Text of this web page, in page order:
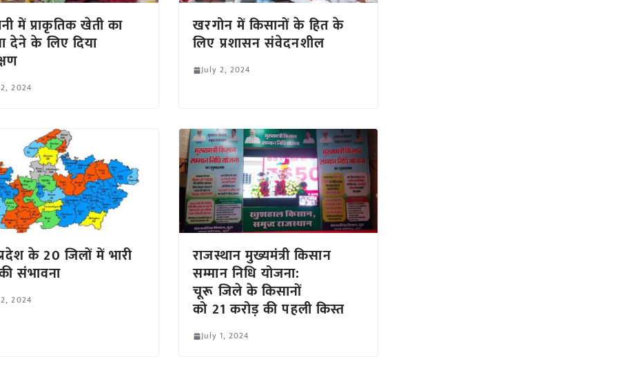
में प्राकृतिक खेती का
देने के लिए दिया
2024
खरगोन में किसानों के हित के
लिए प्रशासन संवेदनशील
July 2, 2024
के 20 जिलों में भारी
संभावना
2024
राजस्थान मुख्यमंत्री किसान
सम्मान निधि योजना:
चूरू जिले के किसानों
को 21 करोड़ की पहली किस्त
July 1, 2024